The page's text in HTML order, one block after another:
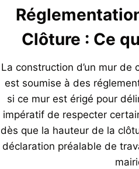
Clôture : Ce
La construction d’un mur de
est soumise à des
si ce mur est érigé pour
impératif de respecter
dès que la hauteur de la
déclaration préalable de